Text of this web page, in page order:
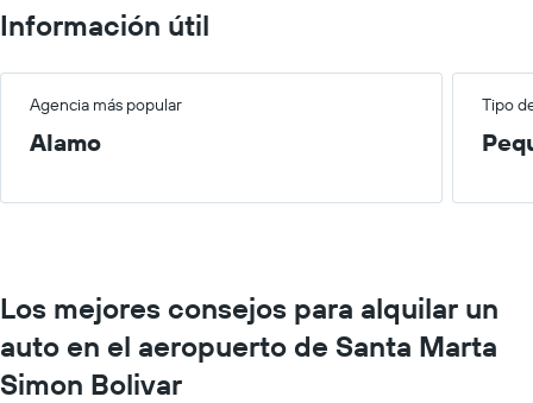
Información útil
Agencia más popular Tipo
Alamo
Los mejores consejos para alquilar un
auto en el aeropuerto de Santa Marta
Simon Bolivar